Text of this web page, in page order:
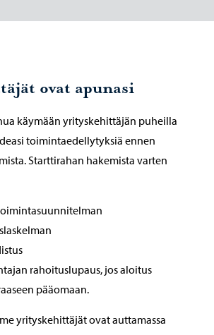
ovat apunasi
käymään yrityskehittäjän puheilla
toimintaedellytyksiä ennen
Starttirahan hakemista varten
rahoituslupaus, jos aloitus
pääomaan.
yrityskehittäjät ovat auttamassa